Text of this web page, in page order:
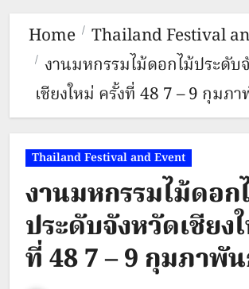
Home
Thailand Festival
งานมหกรรมไม้ดอกไม้ประดับ
เชียงใหม่ ครั้งที่ 48 7 – 9 กุมภ
Thailand Festival and Event
งานมหกรรมไม้ดอก
ประดับจังหวัดเชียง
ที่ 48 7 – 9 กุมภาพั